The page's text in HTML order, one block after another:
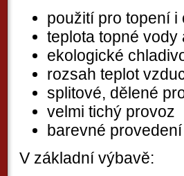
použití pro topení i
teplota topné vody
ekologické
rozsah teplot
splitové, dělené
velmi tichý provoz
barevné
V základní výbavě: